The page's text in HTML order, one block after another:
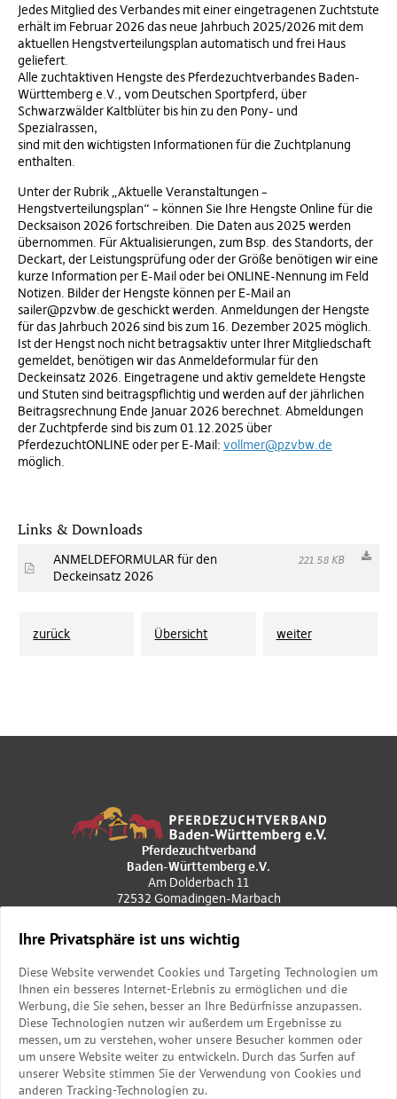
Jedes Mitglied des Verbandes mit einer eingetragenen Zuchtstute
erhält im Februar 2026 das neue Jahrbuch 2025/2026 mit dem
aktuellen Hengstverteilungsplan automatisch und frei Haus
geliefert.
Alle zuchtaktiven Hengste des Pferdezuchtverbandes Baden-
Württemberg e.V., vom Deutschen Sportpferd, über
Schwarzwälder Kaltblüter bis hin zu den Pony- und
Spezialrassen,
sind mit den wichtigsten Informationen für die Zuchtplanung
enthalten.
Unter der Rubrik „Aktuelle Veranstaltungen –
Hengstverteilungsplan“ – können Sie Ihre Hengste Online für die
Decksaison 2026 fortschreiben. Die Daten aus 2025 werden
übernommen. Für Aktualisierungen, zum Bsp. des Standorts, der
Deckart, der Leistungsprüfung oder der Größe benötigen wir eine
kurze Information per E-Mail oder bei ONLINE-Nennung im Feld
Notizen. Bilder der Hengste können per E-Mail an
sailer@pzvbw.de geschickt werden. Anmeldungen der Hengste
für das Jahrbuch 2026 sind bis zum 16. Dezember 2025 möglich.
Ist der Hengst noch nicht betragsaktiv unter Ihrer Mitgliedschaft
gemeldet, benötigen wir das Anmeldeformular für den
Deckeinsatz 2026. Eingetragene und aktiv gemeldete Hengste
und Stuten sind beitragspflichtig und werden auf der jährlichen
Beitragsrechnung Ende Januar 2026 berechnet. Abmeldungen
der Zuchtpferde sind bis zum 01.12.2025 über
PferdezuchtONLINE oder per E-Mail: vollmer@pzvbw.de
möglich.
Links & Downloads
ANMELDEFORMULAR für den
Deckeinsatz 2026
221.58 KB
zurück Übersicht weiter
Pferdezuchtverband
Baden-Württemberg e.V.
Am Dolderbach 11
72532 Gomadingen-Marbach
poststelle@pzvbw.de
Geschäftszeiten
Mo. bis Do.: 9.00 bis 12.00 Uhr
und 13.00 bis 15.30 Uhr
Freitag: 9.00 bis 12.00 Uhr
Ihre Privatsphäre ist uns wichtig
Diese Website verwendet Cookies und Targeting Technologien um
Ihnen ein besseres Internet-Erlebnis zu ermöglichen und die
Werbung, die Sie sehen, besser an Ihre Bedürfnisse anzupassen.
Diese Technologien nutzen wir außerdem um Ergebnisse zu
messen, um zu verstehen, woher unsere Besucher kommen oder
um unsere Website weiter zu entwickeln. Durch das Surfen auf
unserer Website stimmen Sie der Verwendung von Cookies und
anderen Tracking-Technologien zu.